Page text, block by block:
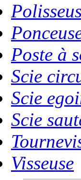
Poste à
Scie
Scie
Scie
Visseuse